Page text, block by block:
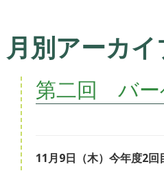
月別アーカイ
第二回 バー
11月9日（木）今年度2回